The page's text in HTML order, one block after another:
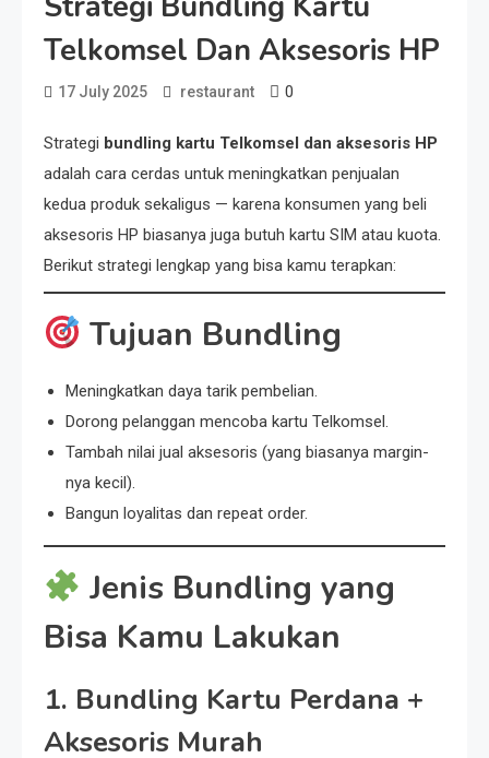
Telkomsel Dan Aksesoris HP
17 July 2025 restaurant 0
Strategi bundling kartu Telkomsel dan aksesoris HP
adalah cara cerdas untuk meningkatkan penjualan
kedua produk sekaligus — karena konsumen yang beli
aksesoris HP biasanya juga butuh kartu SIM atau kuota.
Berikut strategi lengkap yang bisa kamu terapkan:
Tujuan Bundling
Meningkatkan daya tarik pembelian.
Dorong pelanggan mencoba kartu Telkomsel.
Tambah nilai jual aksesoris (yang biasanya margin-
nya kecil).
Bangun loyalitas dan repeat order.
Jenis Bundling yang
Bisa Kamu Lakukan
1. Bundling Kartu Perdana +
Aksesoris Murah